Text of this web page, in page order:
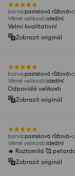
barva:pastelová růžová
Věrné velikosti:ideální
Velmi kvalitativní
Zobrazit originál
barva:pastelová růžová
Věrné velikosti:ideální
Odpovídá velikosti
Zobrazit originál
barva:pastelová růžová
Věrné velikosti:ideální
🔥 Roztomilá 🥰
Zobrazit originál